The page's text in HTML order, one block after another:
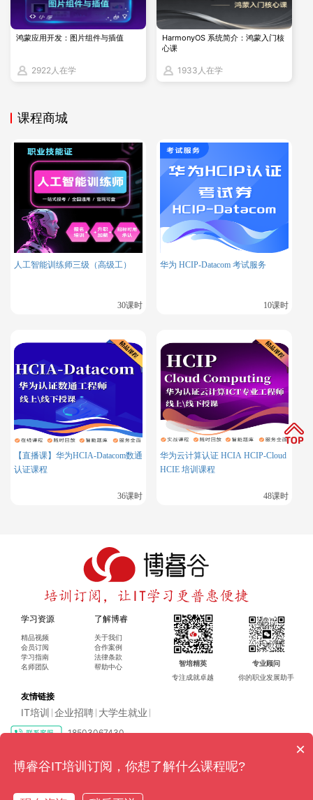
2、修改共享内存大小
tmpfs /dev/shm/ tmpfs defaults,size=2560M 0 0
[root@OEL7 ~]# mount -o remount /dev/shm
4、验证修改结果
[root@OEL7 ~]# cat /etc/fstab | grep shm
三、Oracle 19C 安装核心步骤
（一）系统环境配置
关闭防火墙和 SELinux
# 关闭防火墙
systemctl stop firewalld.service
systemctl disable firewalld.service
# 检查SELinux状态
[root@oel7 ~]# mount | grep sr0
[root@oel7 ~]# cd /etc/yum.repos.d
[root@oel7 yum.repos.d]# vi server.repo
# 添加以下内容
[server]
name=Linux
baseurl=file:///run/media/root/OL-
gpgcheck=0
# 验证YUM源配置
鸿蒙应用开发：图片组件与插值
2922人在学
HarmonyOS 系统简介：鸿蒙入门核
心课
1933人在学
课程商城
人工智能训练师三级（高级工）
30课时
华为 HCIP-Datacom 考试服务
10课时
【直播课】华为HCIA-Datacom数通
认证课程
36课时
华为云计算认证 HCIA HCIP-Cloud
HCIE 培训课程
48课时
学习资源
精品视频
会员订阅
学习指南
名师团队
了解博睿
关于我们
合作案例
法律条款
帮助中心
智培精英
专注成就卓越
专业顾问
你的职业发展助手
友情链接
IT培训 企业招聘 大学生就业
18503067430
Copyright ©2016-2024 博睿（广州）科技有限公司 All rights reserved
备17128079号-4
×
博睿谷IT培训订阅，你想了解什么课程呢?